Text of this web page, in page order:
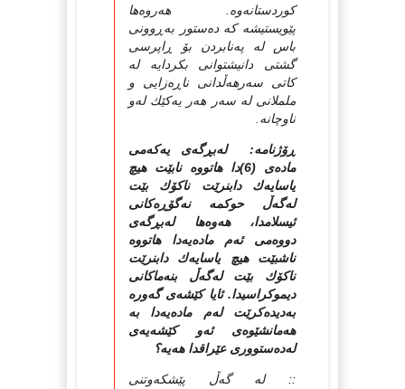
كوردستانه‌وه‌. هه‌روه‌ها
پێویستیشه‌ كه‌ ده‌ستور به‌ڕوونی
باس له‌ په‌نابردن بۆ ڕاپرسی
گشتی دانیشتوانی بكردایه‌ له‌
كاتی سه‌رهه‌ڵدانی ناڕه‌زایی و
ململانی له‌ سه‌ر هه‌ر یه‌كێك له‌و
ناوچانه‌.
ڕۆژنامه: له‌بڕگه‌ی یه‌كه‌می
ماده‌ی (6)دا هاتووه‌ نابێت هیچ
یاسایه‌ك دابنرێت ناكۆك بێت
له‌گه‌ڵ حوكمه‌ نه‌گۆڕه‌كانی
ئیسلامدا، هه‌وه‌ها له‌بڕگه‌ی
دووه‌می ئه‌م ماده‌یه‌دا هاتووه‌
ناشبێت هیچ یاسایه‌ك دابنرێت
ناكۆك بێت له‌گه‌ڵ بنه‌ماكانی
دیموكراسیدا. ئایا کێشه‌ی گه‌وره‌
به‌دیده‌كرێت له‌م ماده‌یه‌دا به‌
هه‌مانشێوه‌ی ئه‌و كێشه‌یه‌ی
له‌ده‌ستووری عێراقدا هه‌یه‌؟
:: له‌ گه‌ڵ پێشكه‌وتنی